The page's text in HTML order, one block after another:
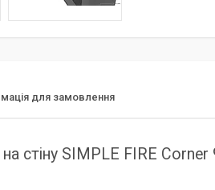
для замовлення
стіну SIMPLE FIRE